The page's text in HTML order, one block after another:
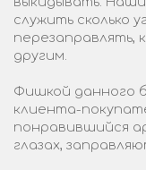
служить сколько
перезаправлять,
другим.
Фишкой данного
клиента-
понравившийся
глазах,